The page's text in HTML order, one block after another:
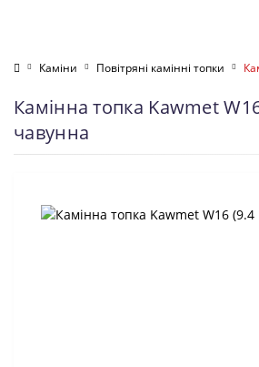
Каміни Повітряні камінні топки
Камінна топка Kawmet
чавунна